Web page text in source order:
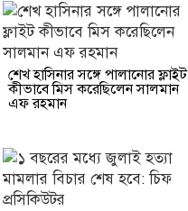
শেখ হাসিনার সঙ্গে পালানোর ফ্লাইট
কীভাবে মিস করেছিলেন সালমান
এফ রহমান